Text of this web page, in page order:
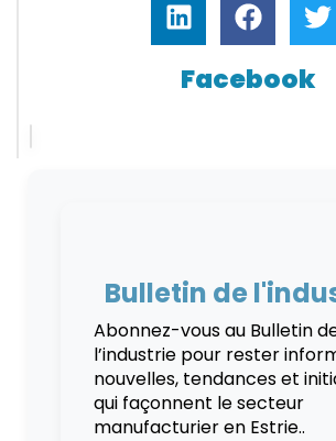
Facebook
Bulletin de
Abonnez-vous au Bulletin
l’industrie pour rester
nouvelles, tendances et
qui façonnent le secteur
manufacturier en Estrie..